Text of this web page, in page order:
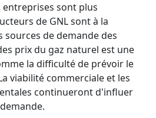
entreprises sont plus
de GNL sont à la
sources de demande des
prix du gaz naturel est une
la difficulté de prévoir le
viabilité commerciale et les
continueront d'influer